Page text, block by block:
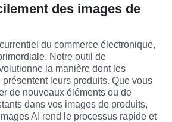
des images de
du commerce électronique,
Notre outil de
la manière dont les
leurs produits. Que vous
de nouveaux éléments ou de
dans vos images de produits,
AI rend le processus rapide et